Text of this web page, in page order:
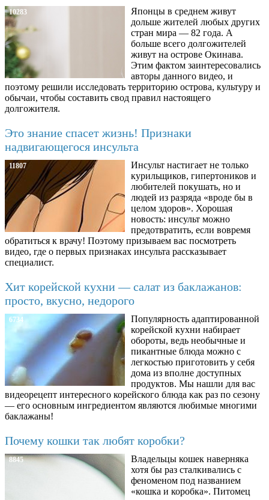
10283
Японцы в среднем живут
дольше жителей любых других
стран мира — 82 года. А
больше всего долгожителей
живут на острове Окинава.
Этим фактом заинтересовались
авторы данного видео, и
поэтому решили исследовать территорию острова, культуру и
обычаи, чтобы составить свод правил настоящего
долгожителя.
Это знание спасет жизнь! Признаки
надвигающегося инсульта
11807
Инсульт настигает не только
курильщиков, гипертоников и
любителей покушать, но и
людей из разряда «вроде бы в
целом здоров». Хорошая
новость: инсульт можно
предотвратить, если вовремя
обратиться к врачу! Поэтому призываем вас посмотреть
видео, где о первых признаках инсульта рассказывает
специалист.
Хит корейской кухни — салат из баклажанов:
просто, вкусно, недорого
6734
Популярность адаптированной
корейской кухни набирает
обороты, ведь необычные и
пикантные блюда можно с
легкостью приготовить у себя
дома из вполне доступных
продуктов. Мы нашли для вас
видеорецепт интересного корейского блюда как раз по сезону
— его основным ингредиентом являются любимые многими
баклажаны!
Почему кошки так любят коробки?
8845
Владельцы кошек наверняка
хотя бы раз сталкивались с
феноменом под названием
«кошка и коробка». Питомец